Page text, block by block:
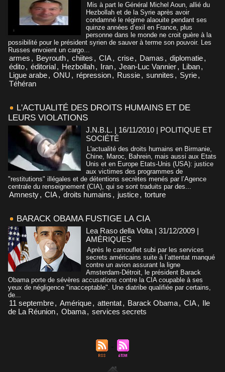
Mis à part le Général Michel Aoun, allié du
Hezbollah et de la Syrie après avoir
condamné le régime alaouite pendant ses
quinze années d’exil en France, plus
personne dans le monde ne croit guère à la
possibilité pour le président syrien de sauver à terme son pouvoir. Les
Russes envoient un cargo...
armes , Beyrouth, chiites , CIA, crise, Damas , diplomatie,
édito, éditorial, Hezbollah, Iran, Jean-Luc Vannier, Liban,
Ligue arabe, ONU , répression, Russie, sunnites , Syrie,
Téhéran
L'ACTUALITÉ DES DROITS HUMAINS ET DE
LEURS VIOLATIONS
J.N.B.L. | 16/11/2010 | POLITIQUE ET
SOCIÉTÉ
L'actualité des droits humains en Birmanie,
Chine, Maroc, Bahrein, mais aussi aux Etats
Unis et en Europe Etats-Unis (USA): justice
aux victimes des programmes de
"restitutions" illégales et de détentions secrètes menés par l’Agence
centrale du renseignement (CIA), qui se sont traduits par des...
Amnesty, CIA, droits humains , justice, torture
BARACK OBAMA FUSTIGE LA CIA
Lea Raso della Volta | 31/12/2009 |
AMÉRIQUES
Après le camouflet subi par les services
secrets américains suite à l’attentat manqué
contre un avion assurant la ligne
Amsterdam-Détroit, le président Barack
Obama porte de sévères accusations contre la CIA coupable à ses
yeux de négligence "inacceptable". Une diatribe qualifiée par certains,
de...
11 septembre, Amérique, attentat, Barack Obama, CIA, Ile
de La Réunion, Obama, services secrets